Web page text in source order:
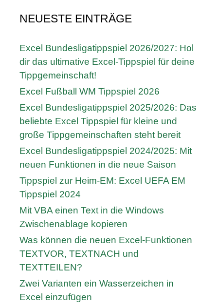
NEUESTE EINTRÄGE
Excel Bundesligatippspiel 2026/2027: Hol
dir das ultimative Excel-Tippspiel für deine
Tippgemeinschaft!
Excel Fußball WM Tippspiel 2026
Excel Bundesligatippspiel 2025/2026: Das
beliebte Excel Tippspiel für kleine und
große Tippgemeinschaften steht bereit
Excel Bundesligatippspiel 2024/2025: Mit
neuen Funktionen in die neue Saison
Tippspiel zur Heim-EM: Excel UEFA EM
Tippspiel 2024
Mit VBA einen Text in die Windows
Zwischenablage kopieren
Was können die neuen Excel-Funktionen
TEXTVOR, TEXTNACH und
TEXTTEILEN?
Zwei Varianten ein Wasserzeichen in
Excel einzufügen